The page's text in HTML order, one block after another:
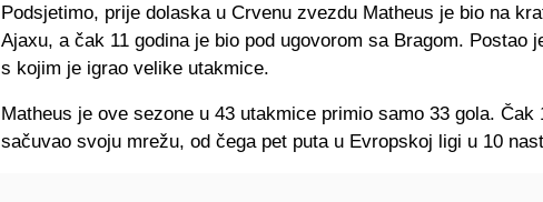
Podsjetimo, prije dolaska u Crvenu zvezdu Matheus je bio na
Ajaxu, a čak 11 godina je bio pod ugovorom sa Bragom. Postao
s kojim je igrao velike utakmice.
Matheus je ove sezone u 43 utakmice primio samo 33 gola. Čak
sačuvao svoju mrežu, od čega pet puta u Evropskoj ligi u 10